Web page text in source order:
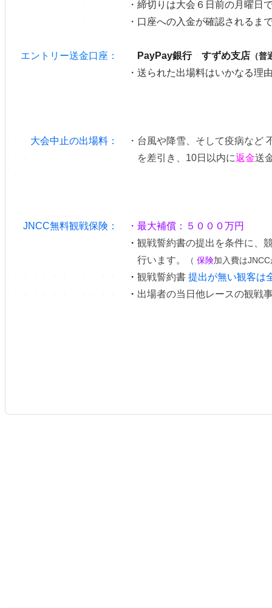
・締切りは大会６日前の月曜日
・口座への入金が確認されるま
エントリー送金口座： PayPay銀行・ すずめ支店 （普
・送られた出場料はいかなる理
大会中止の出場料：
・台風や降雪、そして疫病など
を差引き、10日以内に返金送
JNCC無料観戦保険：
・最大補償：５０００万円
・ 観戦誓約書の提出を条件に、
行います。 （ 保険加入費は
・ 観戦誓約書 提出が無い観客は
・ 出場者の当日他レースの観戦